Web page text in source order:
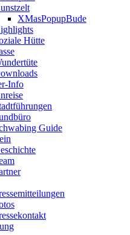
XMasPopupBude
Hütte
Info
Guide